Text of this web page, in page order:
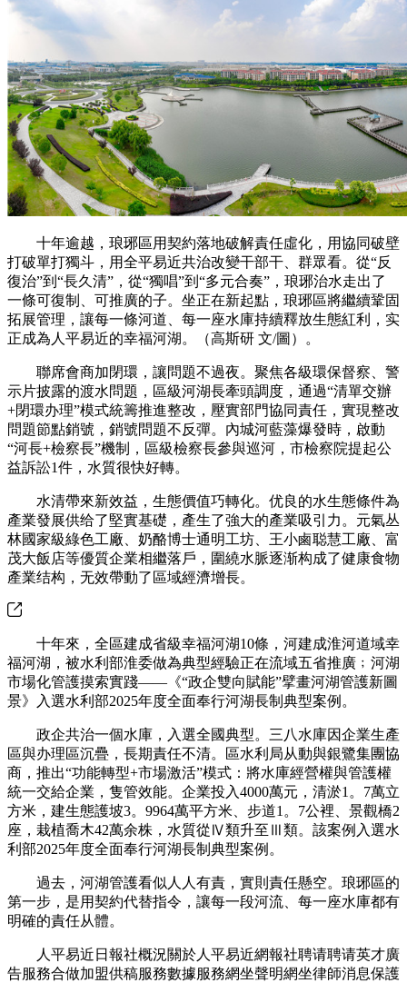
十年逾越，琅琊區用契約落地破解責任虛化，用協同破壁
打破單打獨斗，用全平易近共治改變干部干、群眾看。從“反
復治”到“長久清”，從“獨唱”到“多元合奏”，琅琊治水走出了
一條可復制、可推廣的子。坐正在新起點，琅琊區將繼續鞏固
拓展管理，讓每一條河道、每一座水庫持續釋放生態紅利，实
正成為人平易近的幸福河湖。（高斯研 文/圖）。
聯席會商加閉環，讓問題不過夜。聚焦各級環保督察、警
示片披露的渡水問題，區級河湖長牽頭調度，通過“清單交辦
+閉環办理”模式統籌推進整改，壓實部門協同責任，實現整改
問題節點銷號，銷號問題不反彈。內城河藍藻爆發時，啟動
“河長+檢察長”機制，區級檢察長參與巡河，市檢察院提起公
益訴訟1件，水質很快好轉。
水清帶來新效益，生態價值巧轉化。优良的水生態條件為
產業發展供给了堅實基礎，產生了強大的產業吸引力。元氣丛
林國家級綠色工廠、奶酪博士通明工坊、王小鹵聪慧工廠、富
茂大飯店等優質企業相繼落戶，圍繞水脈逐渐构成了健康食物
產業结构，无效帶動了區域經濟增長。
十年來，全區建成省級幸福河湖10條，河建成淮河道域幸
福河湖，被水利部淮委做為典型經驗正在流域五省推廣﹔河湖
市場化管護摸索實踐——《“政企雙向賦能”擘畫河湖管護新圖
景》入選水利部2025年度全面奉行河湖長制典型案例。
政企共治一個水庫，入選全國典型。三八水庫因企業生產
區與办理區沉疊，長期責任不清。區水利局从動與銀鷺集團協
商，推出“功能轉型+市場激活”模式：將水庫經營權與管護權
統一交給企業，隻管效能。企業投入4000萬元，清淤1。7萬立
方米，建生態護坡3。9964萬平方米、步道1。7公裡、景觀橋2
座，栽植喬木42萬余株，水質從Ⅳ類升至Ⅲ類。該案例入選水
利部2025年度全面奉行河湖長制典型案例。
過去，河湖管護看似人人有責，實則責任懸空。琅琊區的
第一步，是用契約代替指令，讓每一段河流、每一座水庫都有
明確的責任从體。
人平易近日報社概況關於人平易近網報社聘请聘请英才廣
告服務合做加盟供稿服務數據服務網坐聲明網坐律師消息保護